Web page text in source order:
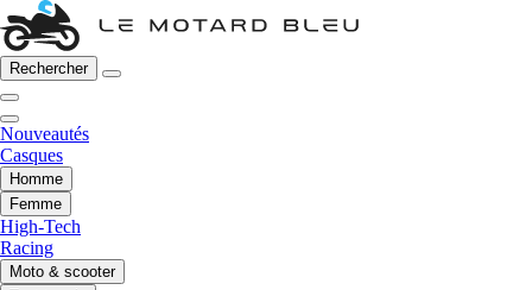
Rechercher
Nouveautés
Casques
Homme
Femme
High-Tech
Racing
Moto & scooter